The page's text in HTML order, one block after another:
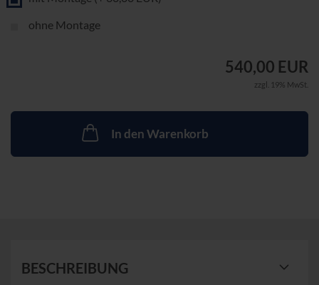
ohne Montage
540,00 EUR
zzgl. 19% MwSt.
In den Warenkorb
BESCHREIBUNG